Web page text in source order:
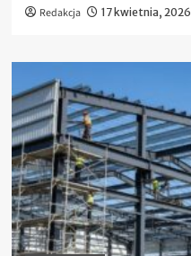
Redakcja 17 kwietnia, 2026